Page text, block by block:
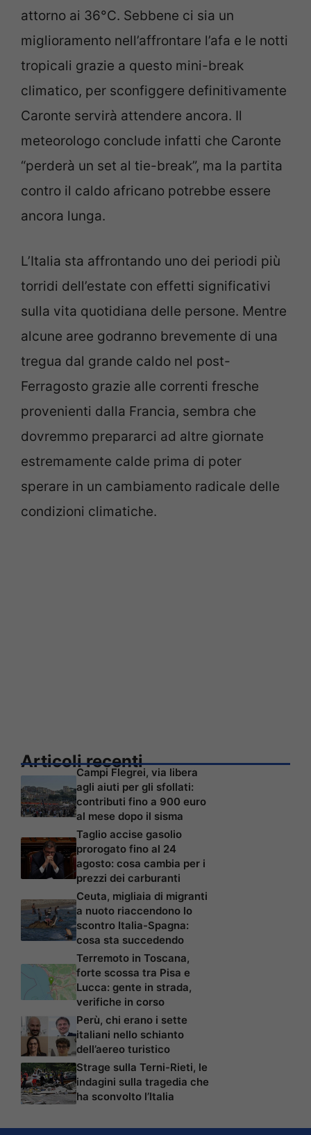
attorno ai 36°C. Sebbene ci sia un
miglioramento nell’affrontare l’afa e le notti
tropicali grazie a questo mini-break
climatico, per sconfiggere definitivamente
Caronte servirà attendere ancora. Il
meteorologo conclude infatti che Caronte
“perderà un set al tie-break”, ma la partita
contro il caldo africano potrebbe essere
ancora lunga.
L’Italia sta affrontando uno dei periodi più
torridi dell’estate con effetti significativi
sulla vita quotidiana delle persone. Mentre
alcune aree godranno brevemente di una
tregua dal grande caldo nel post-
Ferragosto grazie alle correnti fresche
provenienti dalla Francia, sembra che
dovremmo prepararci ad altre giornate
estremamente calde prima di poter
sperare in un cambiamento radicale delle
condizioni climatiche.
Articoli recenti
Campi Flegrei, via libera
agli aiuti per gli sfollati:
contributi fino a 900 euro
al mese dopo il sisma
Taglio accise gasolio
prorogato fino al 24
agosto: cosa cambia per i
prezzi dei carburanti
Ceuta, migliaia di migranti
a nuoto riaccendono lo
scontro Italia-Spagna:
cosa sta succedendo
Terremoto in Toscana,
forte scossa tra Pisa e
Lucca: gente in strada,
verifiche in corso
Perù, chi erano i sette
italiani nello schianto
dell’aereo turistico
Strage sulla Terni-Rieti, le
indagini sulla tragedia che
ha sconvolto l’Italia